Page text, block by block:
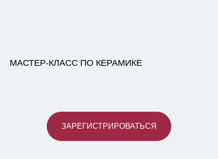
МАСТЕР-КЛАСС ПО КЕРАМИКЕ
ЗАРЕГИСТРИРОВАТЬСЯ